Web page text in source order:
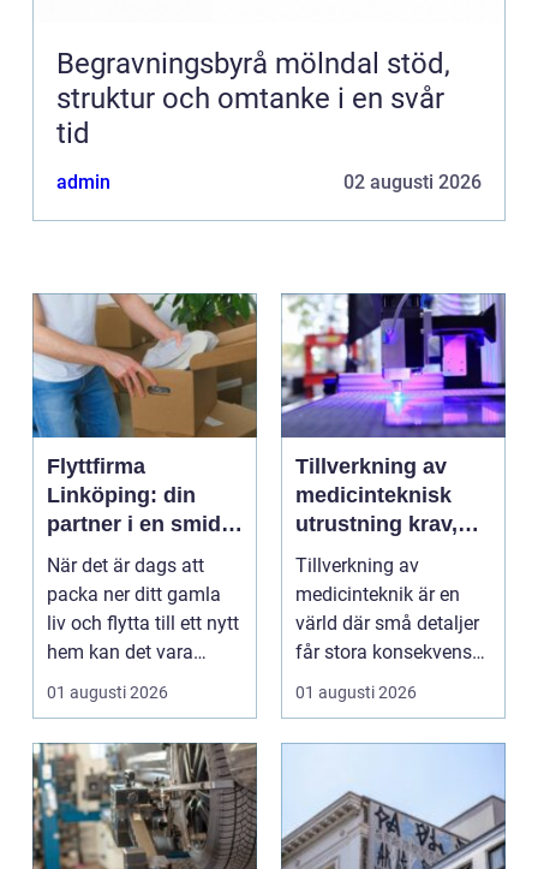
Begravningsbyrå mölndal stöd,
struktur och omtanke i en svår
tid
admin 02 augusti 2026
Flyttfirma
Linköping: din
partner i en smidig
flytt
När det är dags att
packa ner ditt gamla
liv och flytta till ett nytt
hem kan det vara
&ou...
01 augusti 2026
Tillverkning av
medicinteknisk
utrustning krav,
kvalitet och
precision
Tillverkning av
medicinteknik är en
värld där små detaljer
får stora konsekvenser.
En liten avvikels...
01 augusti 2026